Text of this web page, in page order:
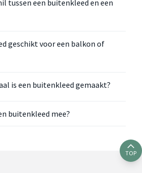
tussen een buitenkleed en een
geschikt voor een balkon of
is een buitenkleed gemaakt?
buitenkleed mee?
TOP